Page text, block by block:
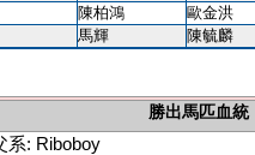
陳柏鴻 歐金洪
馬輝
陳毓麟
勝出馬匹血統
系: Riboboy